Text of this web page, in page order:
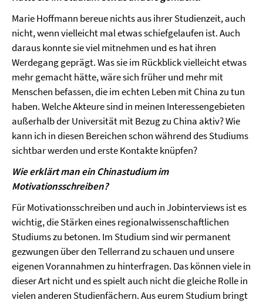
Marie Hoffmann bereue nichts aus ihrer Studienzeit, auch
nicht, wenn vielleicht mal etwas schiefgelaufen ist. Auch
daraus konnte sie viel mitnehmen und es hat ihren
Werdegang geprägt. Was sie im Rückblick vielleicht etwas
mehr gemacht hätte, wäre sich früher und mehr mit
Menschen befassen, die im echten Leben mit China zu tun
haben. Welche Akteure sind in meinen Interessengebieten
außerhalb der Universität mit Bezug zu China aktiv? Wie
kann ich in diesen Bereichen schon während des Studiums
sichtbar werden und erste Kontakte knüpfen?
Wie erklärt man ein Chinastudium im
Motivationsschreiben?
Für Motivationsschreiben und auch in Jobinterviews ist es
wichtig, die Stärken eines regionalwissenschaftlichen
Studiums zu betonen. Im Studium sind wir permanent
gezwungen über den Tellerrand zu schauen und unsere
eigenen Vorannahmen zu hinterfragen. Das können viele in
dieser Art nicht und es spielt auch nicht die gleiche Rolle in
vielen anderen Studienfächern. Aus eurem Studium bringt